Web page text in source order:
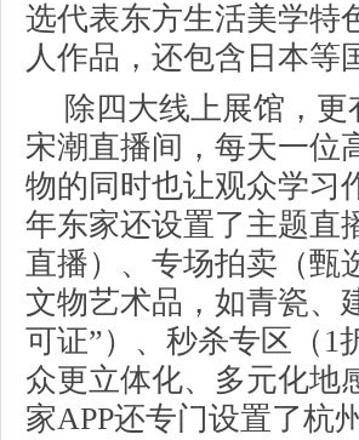
选代表东方生活美学特
人作品，还包含日本等
除四大线上展馆，
宋潮直播间，每天一位
物的同时也让观众学习
年东家还设置了主题直
直播）、专场拍卖（甄
文物艺术品，如青瓷、
可证”）、秒杀专区（1
众更立体化、多元化地
家APP还专门设置了杭